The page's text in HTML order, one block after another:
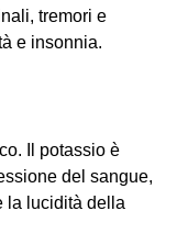
tremori e
e insonnia.
Il potassio è
del sangue,
la lucidità della